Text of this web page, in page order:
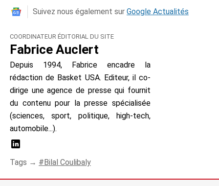
Suivez nous également sur Google Actualités
COORDINATEUR ÉDITORIAL DU SITE
Fabrice Auclert
Depuis 1994, Fabrice encadre la
rédaction de Basket USA. Editeur, il co-
dirige une agence de presse qui fournit
du contenu pour la presse spécialisée
(sciences, sport, politique, high-tech,
automobile...).
Tags → Bilal Coulibaly